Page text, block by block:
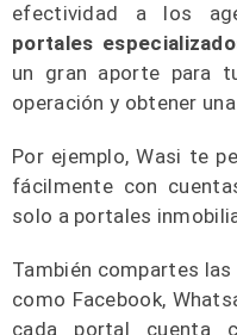
efectividad a los
portales
un gran aporte para
operación y obtener
Por ejemplo, Wasi te
fácilmente con
solo a portales
También compartes
como Facebook,
cada portal cuenta